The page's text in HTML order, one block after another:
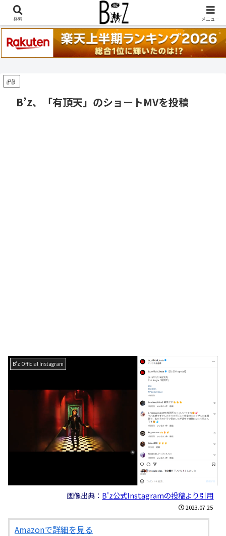
稲葉浩志『en-Zepp』『enⅣ』セトリ一覧はこちら
PR
B’z、「有頂天」のショートMVを投稿
B'z Official Instagram
画像出典： B'z公式Instagramの投稿より引用
2023.07.25
Amazonで詳細を見る
検索 メニュー